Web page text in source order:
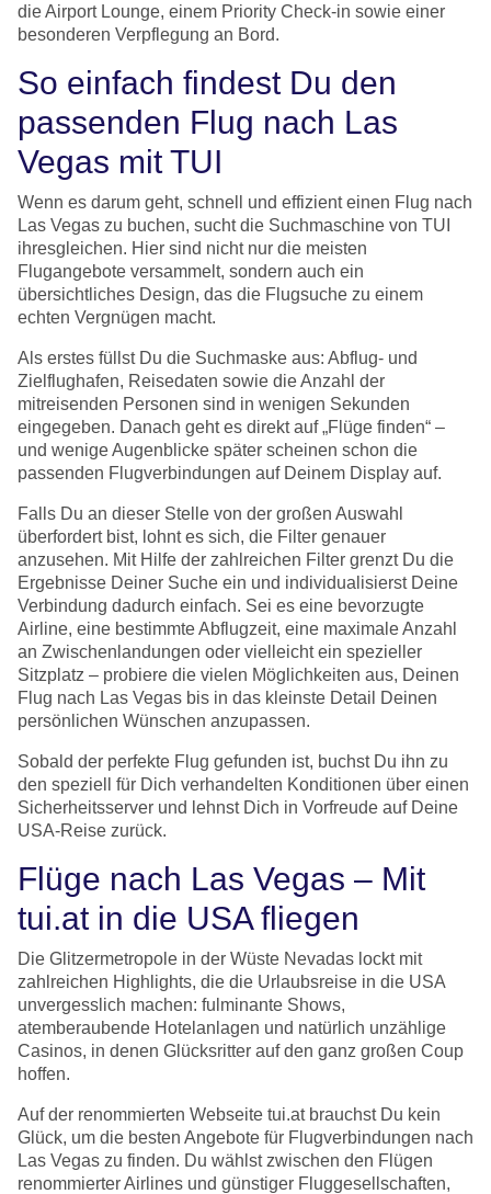
die Airport Lounge, einem Priority Check-in sowie einer
besonderen Verpflegung an Bord.
So einfach findest Du den
passenden Flug nach Las
Vegas mit TUI
Wenn es darum geht, schnell und effizient einen Flug nach
Las Vegas zu buchen, sucht die Suchmaschine von TUI
ihresgleichen. Hier sind nicht nur die meisten
Flugangebote versammelt, sondern auch ein
übersichtliches Design, das die Flugsuche zu einem
echten Vergnügen macht.
Als erstes füllst Du die Suchmaske aus: Abflug- und
Zielflughafen, Reisedaten sowie die Anzahl der
mitreisenden Personen sind in wenigen Sekunden
eingegeben. Danach geht es direkt auf „Flüge finden“ –
und wenige Augenblicke später scheinen schon die
passenden Flugverbindungen auf Deinem Display auf.
Falls Du an dieser Stelle von der großen Auswahl
überfordert bist, lohnt es sich, die Filter genauer
anzusehen. Mit Hilfe der zahlreichen Filter grenzt Du die
Ergebnisse Deiner Suche ein und individualisierst Deine
Verbindung dadurch einfach. Sei es eine bevorzugte
Airline, eine bestimmte Abflugzeit, eine maximale Anzahl
an Zwischenlandungen oder vielleicht ein spezieller
Sitzplatz – probiere die vielen Möglichkeiten aus, Deinen
Flug nach Las Vegas bis in das kleinste Detail Deinen
persönlichen Wünschen anzupassen.
Sobald der perfekte Flug gefunden ist, buchst Du ihn zu
den speziell für Dich verhandelten Konditionen über einen
Sicherheitsserver und lehnst Dich in Vorfreude auf Deine
USA-Reise zurück.
Flüge nach Las Vegas – Mit
tui.at in die USA fliegen
Die Glitzermetropole in der Wüste Nevadas lockt mit
zahlreichen Highlights, die die Urlaubsreise in die USA
unvergesslich machen: fulminante Shows,
atemberaubende Hotelanlagen und natürlich unzählige
Casinos, in denen Glücksritter auf den ganz großen Coup
hoffen.
Auf der renommierten Webseite tui.at brauchst Du kein
Glück, um die besten Angebote für Flugverbindungen nach
Las Vegas zu finden. Du wählst zwischen den Flügen
renommierter Airlines und günstiger Fluggesellschaften,